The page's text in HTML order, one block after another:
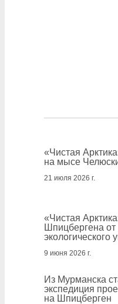
«Чистая
на мысе
21 июля 2026 г.
«Чистая
Шпицбергена от
экологического
9 июня 2026 г.
Из Мурманска
экспедиция
на Шпицберген